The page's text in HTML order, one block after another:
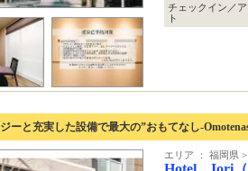
チェックイン／
ト
ーと充実した設備で最大の”おもてなし-
エリア ： 福岡県